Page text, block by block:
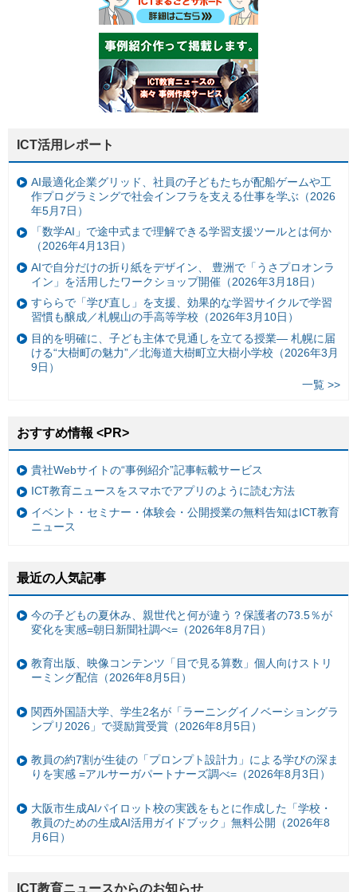
ICT活用レポート
AI最適化企業グリッド、社員の子どもたちが配船ゲームや工
作プログラミングで社会インフラを支える仕事を学ぶ（2026
年5月7日）
「数学AI」で途中式まで理解できる学習支援ツールとは何か
（2026年4月13日）
AIで自分だけの折り紙をデザイン、 豊洲で「うさプロオンラ
イン」を活用したワークショップ開催（2026年3月18日）
すららで「学び直し」を支援、効果的な学習サイクルで学習
習慣も醸成／札幌山の手高等学校（2026年3月10日）
目的を明確に、子ども主体で見通しを立てる授業— 札幌に届
ける“大樹町の魅力”／北海道大樹町立大樹小学校（2026年3月
9日）
一覧 >>
おすすめ情報 <PR>
貴社Webサイトの“事例紹介”記事転載サービス
ICT教育ニュースをスマホでアプリのように読む方法
イベント・セミナー・体験会・公開授業の無料告知はICT教育
ニュース
最近の人気記事
今の子どもの夏休み、親世代と何が違う？保護者の73.5％が
変化を実感=朝日新聞社調べ=（2026年8月7日）
教育出版、映像コンテンツ「目で見る算数」個人向けストリ
ーミング配信（2026年8月5日）
関西外国語大学、学生2名が「ラーニングイノベーショングラ
ンプリ2026」で奨励賞受賞（2026年8月5日）
教員の約7割が生徒の「プロンプト設計力」による学びの深ま
りを実感 =アルサーガパートナーズ調べ=（2026年8月3日）
大阪市生成AIパイロット校の実践をもとに作成した「学校・
教員のための生成AI活用ガイドブック」無料公開（2026年8
月6日）
ICT教育ニュースからのお知らせ